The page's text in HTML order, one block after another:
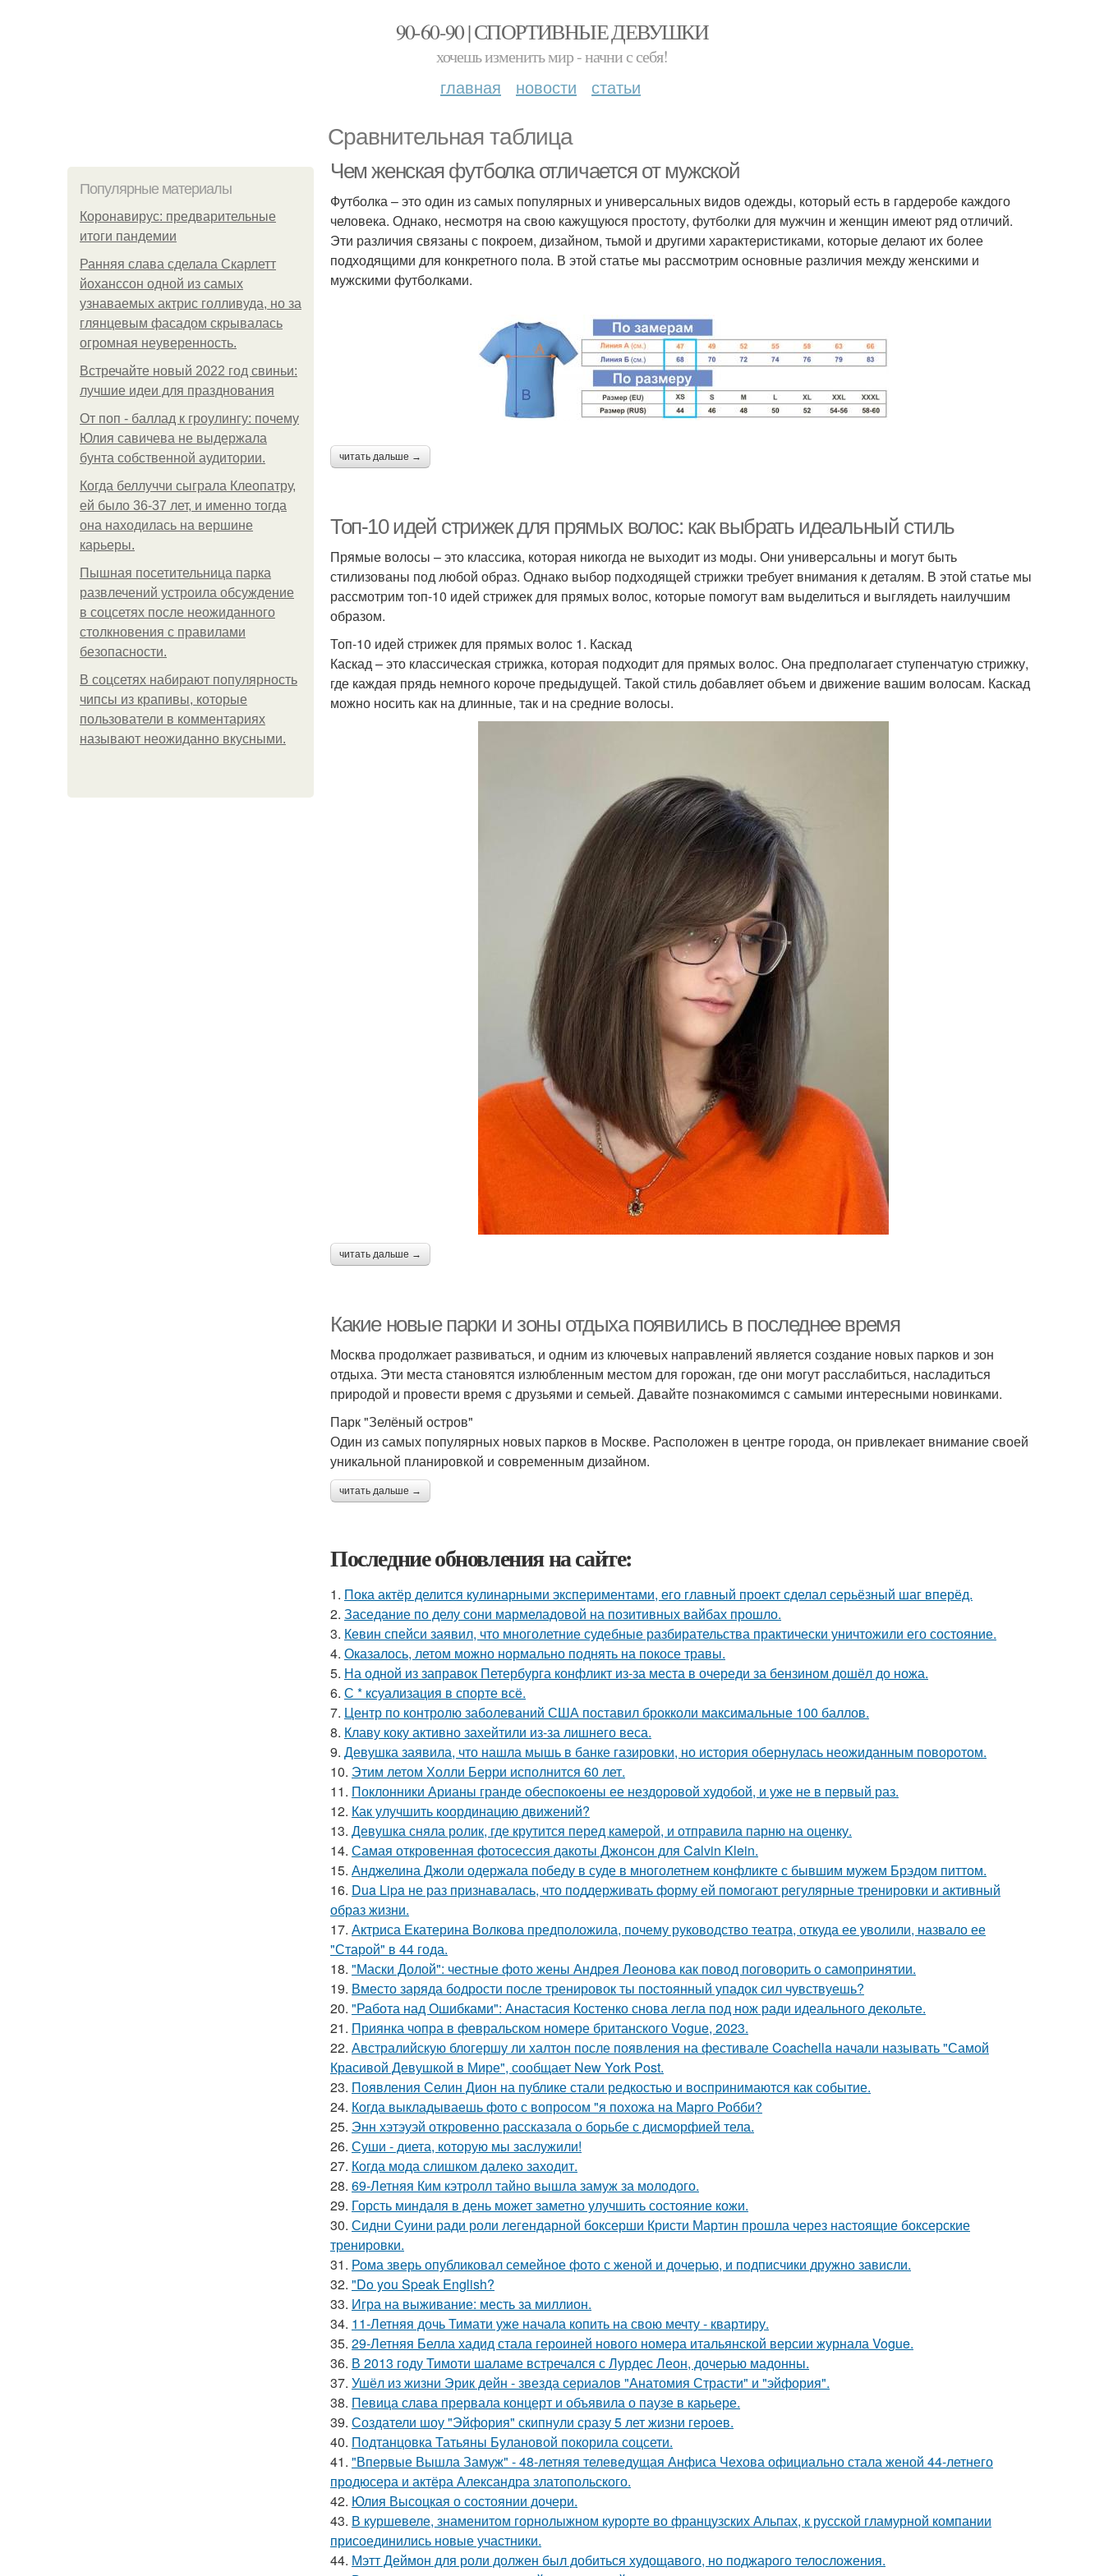
90-60-90 | СПОРТИВНЫЕ ДЕВУШКИ
хочешь изменить мир - начни с себя!
главная новости статьи
Сравнительная таблица
Популярные материалы
Коронавирус: предварительные
итоги пандемии
Ранняя слава сделала Скарлетт
йоханссон одной из самых
узнаваемых актрис голливуда, но за
глянцевым фасадом скрывалась
огромная неуверенность.
Встречайте новый 2022 год свиньи:
лучшие идеи для празднования
От поп - баллад к гроулингу: почему
Юлия савичева не выдержала
бунта собственной аудитории.
Когда беллуччи сыграла Клеопатру,
ей было 36-37 лет, и именно тогда
она находилась на вершине
карьеры.
Пышная посетительница парка
развлечений устроила обсуждение
в соцсетях после неожиданного
столкновения с правилами
безопасности.
В соцсетях набирают популярность
чипсы из крапивы, которые
пользователи в комментариях
называют неожиданно вкусными.
Чем женская футболка отличается от мужской
Футболка – это один из самых популярных и универсальных видов одежды, который есть в гардеробе каждого
человека. Однако, несмотря на свою кажущуюся простоту, футболки для мужчин и женщин имеют ряд отличий.
Эти различия связаны с покроем, дизайном, тьмой и другими характеристиками, которые делают их более
подходящими для конкретного пола. В этой статье мы рассмотрим основные различия между женскими и
мужскими футболками.
читать дальше →
Топ-10 идей стрижек для прямых волос: как выбрать идеальный стиль
Прямые волосы – это классика, которая никогда не выходит из моды. Они универсальны и могут быть
стилизованы под любой образ. Однако выбор подходящей стрижки требует внимания к деталям. В этой статье мы
рассмотрим топ-10 идей стрижек для прямых волос, которые помогут вам выделиться и выглядеть наилучшим
образом.
Топ-10 идей стрижек для прямых волос 1. Каскад
Каскад – это классическая стрижка, которая подходит для прямых волос. Она предполагает ступенчатую стрижку,
где каждая прядь немного короче предыдущей. Такой стиль добавляет объем и движение вашим волосам. Каскад
можно носить как на длинные, так и на средние волосы.
читать дальше →
Какие новые парки и зоны отдыха появились в последнее время
Москва продолжает развиваться, и одним из ключевых направлений является создание новых парков и зон
отдыха. Эти места становятся излюбленным местом для горожан, где они могут расслабиться, насладиться
природой и провести время с друзьями и семьей. Давайте познакомимся с самыми интересными новинками.
Парк "Зелёный остров"
Один из самых популярных новых парков в Москве. Расположен в центре города, он привлекает внимание своей
уникальной планировкой и современным дизайном.
читать дальше →
Последние обновления на сайте:
1. Пока актёр делится кулинарными экспериментами, его главный проект сделал серьёзный шаг вперёд.
2. Заседание по делу сони мармеладовой на позитивных вайбах прошло.
3. Кевин спейси заявил, что многолетние судебные разбирательства практически уничтожили его состояние.
4. Оказалось, летом можно нормально поднять на покосе травы.
5. На одной из заправок Петербурга конфликт из-за места в очереди за бензином дошёл до ножа.
6. С * ксуализация в спорте всё.
7. Центр по контролю заболеваний США поставил брокколи максимальные 100 баллов.
8. Клаву коку активно захейтили из-за лишнего веса.
9. Девушка заявила, что нашла мышь в банке газировки, но история обернулась неожиданным поворотом.
10. Этим летом Холли Берри исполнится 60 лет.
11. Поклонники Арианы гранде обеспокоены ее нездоровой худобой, и уже не в первый раз.
12. Как улучшить координацию движений?
13. Девушка сняла ролик, где крутится перед камерой, и отправила парню на оценку.
14. Самая откровенная фотосессия дакоты Джонсон для Calvin Klein.
15. Анджелина Джоли одержала победу в суде в многолетнем конфликте с бывшим мужем Брэдом питтом.
16. Dua Lipa не раз признавалась, что поддерживать форму ей помогают регулярные тренировки и активный
образ жизни.
17. Актриса Екатерина Волкова предположила, почему руководство театра, откуда ее уволили, назвало ее
"Старой" в 44 года.
18. "Маски Долой": честные фото жены Андрея Леонова как повод поговорить о самопринятии.
19. Вместо заряда бодрости после тренировок ты постоянный упадок сил чувствуешь?
20. "Работа над Ошибками": Анастасия Костенко снова легла под нож ради идеального декольте.
21. Приянка чопра в февральском номере британского Vogue, 2023.
22. Австралийскую блогершу ли халтон после появления на фестивале Coachella начали называть "Самой
Красивой Девушкой в Мире", сообщает New York Post.
23. Появления Селин Дион на публике стали редкостью и воспринимаются как событие.
24. Когда выкладываешь фото с вопросом "я похожа на Марго Робби?
25. Энн хэтэуэй откровенно рассказала о борьбе с дисморфией тела.
26. Суши - диета, которую мы заслужили!
27. Когда мода слишком далеко заходит.
28. 69-Летняя Ким кэтролл тайно вышла замуж за молодого.
29. Горсть миндаля в день может заметно улучшить состояние кожи.
30. Сидни Суини ради роли легендарной боксерши Кристи Мартин прошла через настоящие боксерские
тренировки.
31. Рома зверь опубликовал семейное фото с женой и дочерью, и подписчики дружно зависли.
32. "Do you Speak English?
33. Игра на выживание: месть за миллион.
34. 11-Летняя дочь Тимати уже начала копить на свою мечту - квартиру.
35. 29-Летняя Белла хадид стала героиней нового номера итальянской версии журнала Vogue.
36. В 2013 году Тимоти шаламе встречался с Лурдес Леон, дочерью мадонны.
37. Ушёл из жизни Эрик дейн - звезда сериалов "Анатомия Страсти" и "эйфория".
38. Певица слава прервала концерт и объявила о паузе в карьере.
39. Создатели шоу "Эйфория" скипнули сразу 5 лет жизни героев.
40. Подтанцовка Татьяны Булановой покорила соцсети.
41. "Впервые Вышла Замуж" - 48-летняя телеведущая Анфиса Чехова официально стала женой 44-летнего
продюсера и актёра Александра златопольского.
42. Юлия Высоцкая о состоянии дочери.
43. В куршевеле, знаменитом горнолыжном курорте во французских Альпах, к русской гламурной компании
присоединились новые участники.
44. Мэтт Деймон для роли должен был добиться худощавого, но поджарого телосложения.